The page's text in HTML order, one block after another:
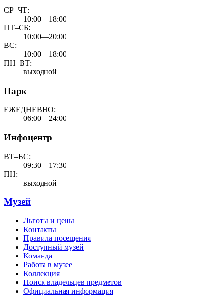
СР–ЧТ:
10:00—18:00
ПТ–СБ:
10:00—20:00
ВС:
10:00—18:00
ПН–ВТ:
выходной
Парк
ЕЖЕДНЕВНО:
06:00—24:00
Инфоцентр
ВТ–ВС:
09:30—17:30
ПН:
выходной
Музей
Льготы и цены
Контакты
Правила посещения
Доступный музей
Команда
Работа в музее
Коллекция
Поиск владельцев предметов
Официальная информация